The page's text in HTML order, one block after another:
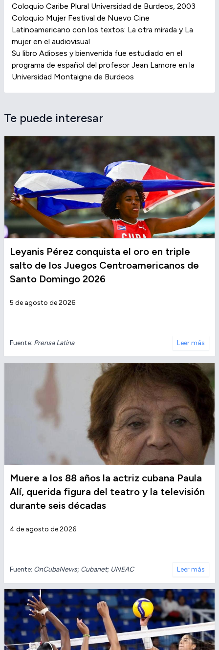
Coloquio Caribe Plural Universidad de Burdeos, 2003
Coloquio Mujer Festival de Nuevo Cine
Latinoamericano con los textos: La otra mirada y La
mujer en el audiovisual
Su libro Adioses y bienvenida fue estudiado en el
programa de español del profesor Jean Lamore en la
Universidad Montaigne de Burdeos
Te puede interesar
Leyanis Pérez conquista el oro en triple
salto de los Juegos Centroamericanos de
Santo Domingo 2026
5 de agosto de 2026
Fuente: Prensa Latina Leer más
Muere a los 88 años la actriz cubana Paula
Alí, querida figura del teatro y la televisión
durante seis décadas
4 de agosto de 2026
Fuente: OnCubaNews; Cubanet; UNEAC Leer más